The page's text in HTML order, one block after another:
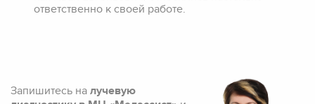
ответственно к своей работе.
Запишитесь на лучевую